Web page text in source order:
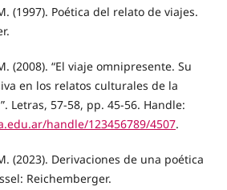
(1997). Poética del relato de viajes.
(2008). “El viaje omnipresente. Su
en los relatos culturales de la
Letras, 57-58, pp. 45-56. Handle:
handle/123456789/4507.
(2023). Derivaciones de una poética
Reichemberger.